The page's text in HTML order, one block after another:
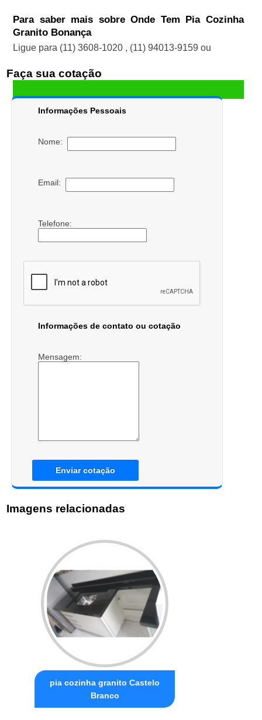
Para saber mais sobre Onde Tem Pia Cozinha
Granito Bonança
Ligue para (11) 3608-1020 , (11) 94013-9159 ou
Faça sua cotação
Informações Pessoais
Nome:
Email:
Telefone:
Informações de contato ou cotação
Mensagem:
Enviar cotação
Imagens relacionadas
pia cozinha granito Castelo
Branco